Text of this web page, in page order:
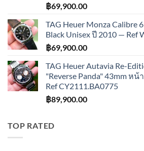
฿69,900.00
TAG Heuer Monza Calibre
Black Unisex ปี 2010 — Ref
฿69,900.00
TAG Heuer Autavia Re-
"Reverse Panda" 43mm ห
Ref CY2111.BA0775
฿89,900.00
TOP RATED